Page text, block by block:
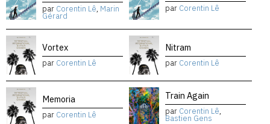
par Corentin Lê, Marin
Gérard
par Corentin Lê
Vortex
par Corentin Lê
Nitram
par Corentin Lê
Memoria
par Corentin Lê
Train Again
par Corentin Lê,
Bastien Gens